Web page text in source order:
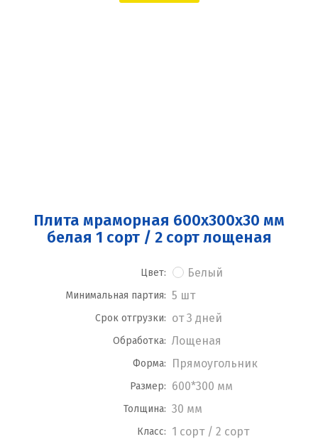
Плита мраморная 600x300x30 мм
белая 1 сорт / 2 сорт лощеная
Цвет: Белый
Минимальная партия: 5 шт
Срок отгрузки: от 3 дней
Обработка: Лощеная
Форма: Прямоугольник
Размер: 600*300 мм
Толщина: 30 мм
Класс: 1 сорт / 2 сорт